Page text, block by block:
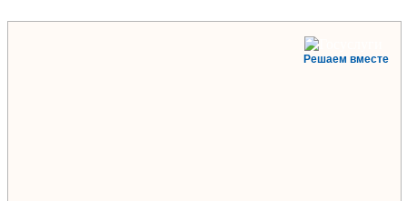
Решаем вместе